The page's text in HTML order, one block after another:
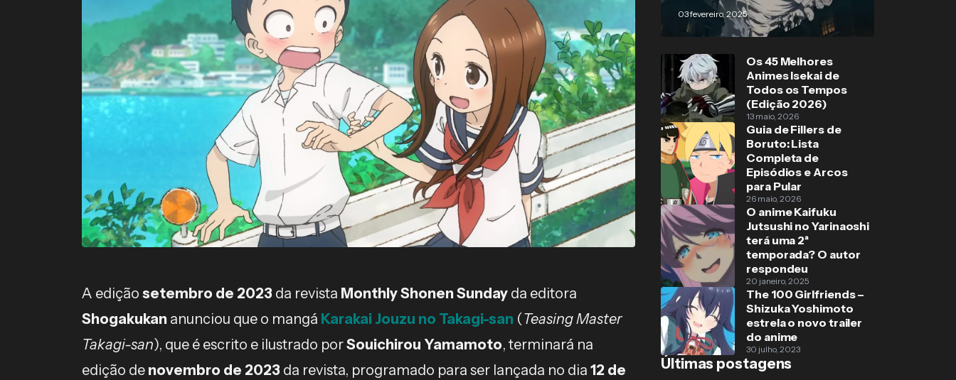
A edição setembro de 2023 da revista Monthly Shonen Sunday da editora
Shogakukan anunciou que o mangá Karakai Jouzu no Takagi-san (Teasing Master
Takagi-san), que é escrito e ilustrado porSouichirou Yamamoto, terminará na
edição de novembro de 2023 da revista, programado para ser lançada no dia 12 de
03 fevereiro, 2025
Os 45 Melhores
Animes Isekai de
Todos os Tempos
(Edição 2026)
13 maio, 2026
Guia de Fillers de
Boruto: Lista
Completa de
Episódios e Arcos
para Pular
26 maio, 2026
O anime Kaifuku
Jutsushi no Yarinaoshi
terá uma 2ª
temporada? O autor
respondeu
20 janeiro, 2025
The 100 Girlfriends –
Shizuka Yoshimoto
estrela o novo trailer
do anime
30 julho, 2023
Últimas postagens